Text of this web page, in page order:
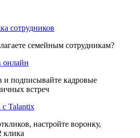
сотрудников
семейным сотрудникам?
онлайн
и подписывайте кадровые
встреч
с Talantix
настройте воронку,
клика